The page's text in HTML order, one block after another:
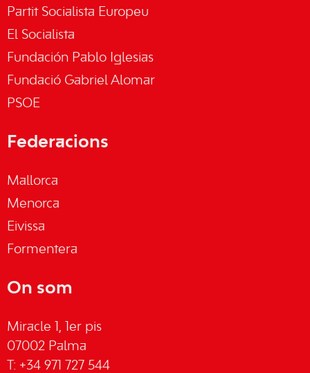
Partit Socialista Europeu
El Socialista
Fundación Pablo Iglesias
Fundació Gabriel Alomar
PSOE
Federacions
Mallorca
Menorca
Eivissa
Formentera
On som
Miracle 1, 1er pis
07002 Palma
T: +34 971 727 544